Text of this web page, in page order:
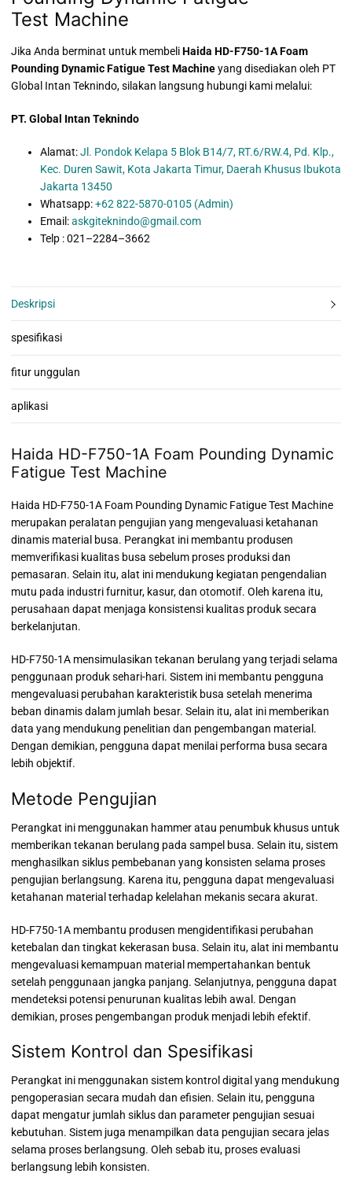
Test Machine
Jika Anda berminat untuk membeliHaida HD-F750-1A Foam
Pounding Dynamic Fatigue Test Machineyang disediakan oleh PT
Global Intan Teknindo, silakan langsung hubungi kami melalui:
PT. Global Intan Teknindo
Alamat:Jl. Pondok Kelapa 5 Blok B14/7, RT.6/RW.4, Pd. Klp.,
Kec. Duren Sawit, Kota Jakarta Timur, Daerah Khusus Ibukota
Jakarta 13450
Whatsapp: +62 822-5870-0105 (Admin)
Email:askgiteknindo@gmail.com
Telp : 021–2284–3662
Deskripsi
spesifikasi
fitur unggulan
aplikasi
Haida HD-F750-1A Foam Pounding Dynamic
Fatigue Test Machine
Haida HD-F750-1A Foam Pounding Dynamic Fatigue Test Machine
merupakan peralatan pengujian yang mengevaluasi ketahanan
dinamis material busa. Perangkat ini membantu produsen
memverifikasi kualitas busa sebelum proses produksi dan
pemasaran. Selain itu, alat ini mendukung kegiatan pengendalian
mutu pada industri furnitur, kasur, dan otomotif. Oleh karena itu,
perusahaan dapat menjaga konsistensi kualitas produk secara
berkelanjutan.
HD-F750-1A mensimulasikan tekanan berulang yang terjadi selama
penggunaan produk sehari-hari. Sistem ini membantu pengguna
mengevaluasi perubahan karakteristik busa setelah menerima
beban dinamis dalam jumlah besar. Selain itu, alat ini memberikan
data yang mendukung penelitian dan pengembangan material.
Dengan demikian, pengguna dapat menilai performa busa secara
lebih objektif.
Metode Pengujian
Perangkat ini menggunakan hammer atau penumbuk khusus untuk
memberikan tekanan berulang pada sampel busa. Selain itu, sistem
menghasilkan siklus pembebanan yang konsisten selama proses
pengujian berlangsung. Karena itu, pengguna dapat mengevaluasi
ketahanan material terhadap kelelahan mekanis secara akurat.
HD-F750-1A membantu produsen mengidentifikasi perubahan
ketebalan dan tingkat kekerasan busa. Selain itu, alat ini membantu
mengevaluasi kemampuan material mempertahankan bentuk
setelah penggunaan jangka panjang. Selanjutnya, pengguna dapat
mendeteksi potensi penurunan kualitas lebih awal. Dengan
demikian, proses pengembangan produk menjadi lebih efektif.
Sistem Kontrol dan Spesifikasi
Perangkat ini menggunakan sistem kontrol digital yang mendukung
pengoperasian secara mudah dan efisien. Selain itu, pengguna
dapat mengatur jumlah siklus dan parameter pengujian sesuai
kebutuhan. Sistem juga menampilkan data pengujian secara jelas
selama proses berlangsung. Oleh sebab itu, proses evaluasi
berlangsung lebih konsisten.